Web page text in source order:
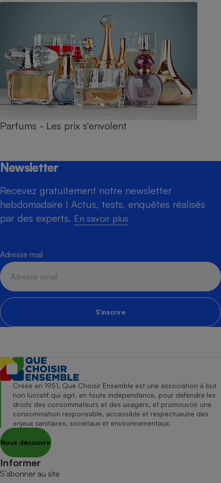
Parfums - Les prix s’envolent
Newsletter
Recevez gratuitement notre newsletter
hebdomadaire ! Actus, tests, enquêtes réalisés
par des experts. En savoir plus
Adresse mail
S'inscrire
Créée en 1951, Que Choisir Ensemble est une association à but
non lucratif qui agit, en toute indépendance, pour défendre les
droits des consommateurs et des usagers, et promouvoir une
consommation responsable, accessible et respectueuse des
enjeux sanitaires, sociétaux et environnementaux.
Nous découvrir
Informer
S’abonner au site